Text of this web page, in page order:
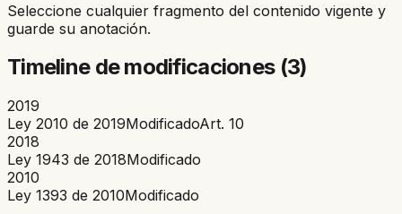
Seleccione cualquier fragmento del contenido vigente y
guarde su anotación.
Timeline de modificaciones (3)
2019
Ley 2010 de 2019ModificadoArt. 10
2018
Ley 1943 de 2018Modificado
2010
Ley 1393 de 2010Modificado